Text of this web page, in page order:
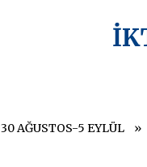
30 AĞUSTOS-5 EYLÜL